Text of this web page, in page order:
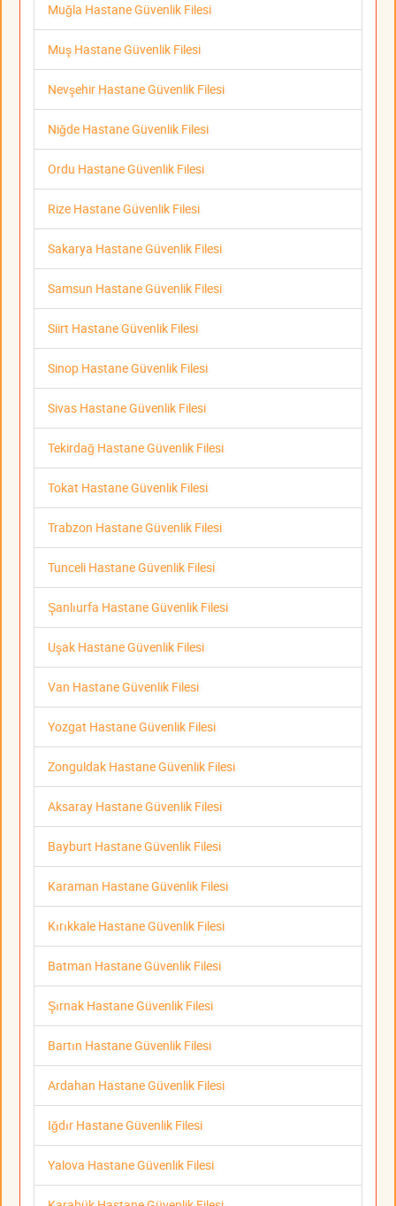
Muğla Hastane Güvenlik Filesi
Muş Hastane Güvenlik Filesi
Nevşehir Hastane Güvenlik Filesi
Niğde Hastane Güvenlik Filesi
Ordu Hastane Güvenlik Filesi
Rize Hastane Güvenlik Filesi
Sakarya Hastane Güvenlik Filesi
Samsun Hastane Güvenlik Filesi
Siirt Hastane Güvenlik Filesi
Sinop Hastane Güvenlik Filesi
Sivas Hastane Güvenlik Filesi
Tekirdağ Hastane Güvenlik Filesi
Tokat Hastane Güvenlik Filesi
Trabzon Hastane Güvenlik Filesi
Tunceli Hastane Güvenlik Filesi
Şanlıurfa Hastane Güvenlik Filesi
Uşak Hastane Güvenlik Filesi
Van Hastane Güvenlik Filesi
Yozgat Hastane Güvenlik Filesi
Zonguldak Hastane Güvenlik Filesi
Aksaray Hastane Güvenlik Filesi
Bayburt Hastane Güvenlik Filesi
Karaman Hastane Güvenlik Filesi
Kırıkkale Hastane Güvenlik Filesi
Batman Hastane Güvenlik Filesi
Şırnak Hastane Güvenlik Filesi
Bartın Hastane Güvenlik Filesi
Ardahan Hastane Güvenlik Filesi
Iğdır Hastane Güvenlik Filesi
Yalova Hastane Güvenlik Filesi